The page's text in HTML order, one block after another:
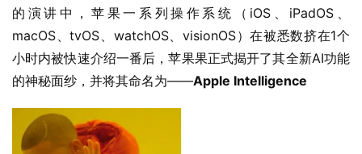
的演讲中，苹果一系列操作系统（iOS、iPadOS、
macOS、tvOS、watchOS、visionOS）在被悉数挤在1个
小时内被快速介绍一番后，苹果果正式揭开了其全新AI功能
的神秘面纱，并将其命名为——Apple Intelligence